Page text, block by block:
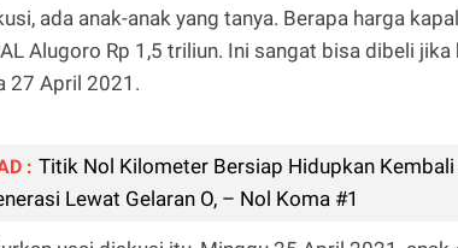
ada anak-anak yang tanya. Berapa harga
Alugoro Rp 1,5 triliun. Ini sangat bisa dibeli
27 April 2021.
: Titik Nol Kilometer Bersiap Hidupkan
Lewat Gelaran O, – Nol Koma #1